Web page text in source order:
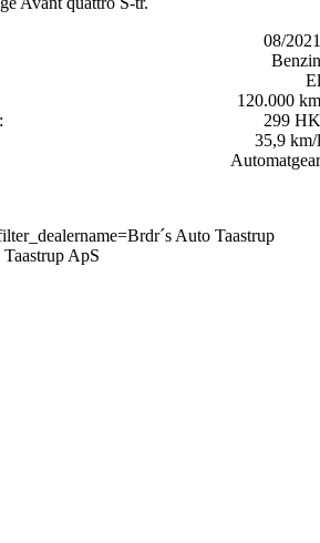
08/2021
Benzin
El
120.000 km
299 HK
35,9 km/l
Automatgear
Auto Taastrup
ApS